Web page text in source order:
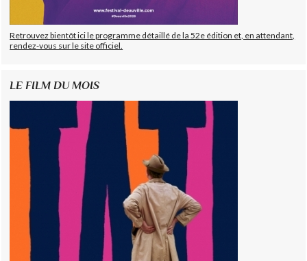
Retrouvez bientôt ici le programme détaillé de la 52e édition et, en attendant,
rendez-vous sur le site officiel.
LE FILM DU MOIS